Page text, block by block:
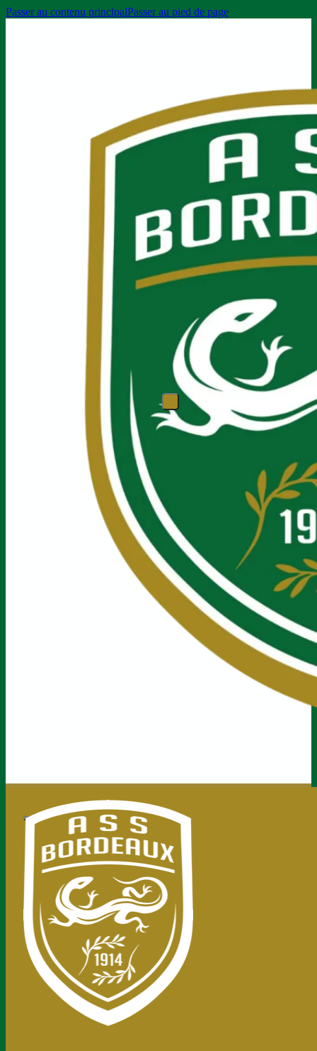
Passer au contenu principalPasser au pied de page